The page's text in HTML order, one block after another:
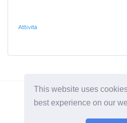
This website uses
best experience on our
Attività
2026 ©